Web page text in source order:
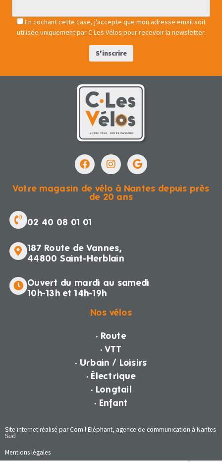
En cochant cette case, j'accepte que mon adresse email soit
utilisée uniquement par C Les Vélos pour recevoir la newsletter.
Votre magasin de vélo à Nantes depuis près
de 20 ans
02 40 08 01 01
187 Route de Vannes,
44800 Saint-Herblain
Ouvert du mardi au samedi
10h-13h et 14h-19h
Nos vélos
· Route
· VTT
· Urbain / Loisirs
· Électrique
· Longtail
· Enfant
Site internet réalisé par Com l'Eléphant, agence de communication à Nantes
Sud
Mentions légales